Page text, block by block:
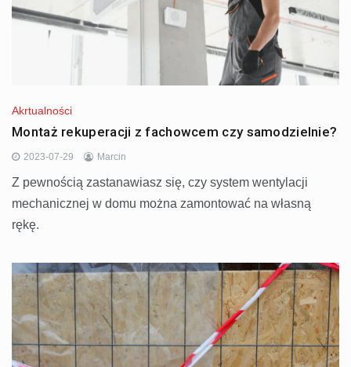
Akrtualności
Montaż rekuperacji z fachowcem czy samodzielnie?
2023-07-29 Marcin
Z pewnością zastanawiasz się, czy system wentylacji
mechanicznej w domu można zamontować na własną
rękę.